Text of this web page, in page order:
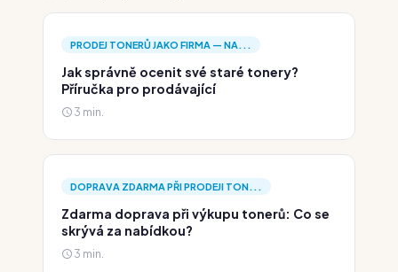
PRODEJ TONERŮ JAKO FIRMA — NA...
Jak správně ocenit své staré tonery?
Příručka pro prodávající
3 min.
DOPRAVA ZDARMA PŘI PRODEJI TON...
Zdarma doprava při výkupu tonerů: Co se
skrývá za nabídkou?
3 min.